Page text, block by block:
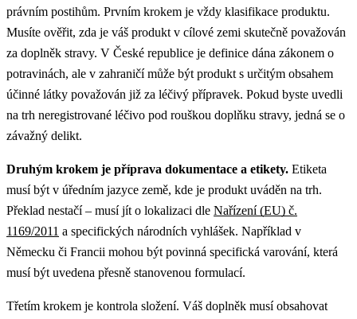
právním postihům. Prvním krokem je vždy klasifikace produktu.
Musíte ověřit, zda je váš produkt v cílové zemi skutečně považován
za doplněk stravy. V České republice je definice dána zákonem o
potravinách, ale v zahraničí může být produkt s určitým obsahem
účinné látky považován již za léčivý přípravek. Pokud byste uvedli
na trh neregistrované léčivo pod rouškou doplňku stravy, jedná se o
závažný delikt.
Druhým krokem je příprava dokumentace a etikety. Etiketa
musí být v úředním jazyce země, kde je produkt uváděn na trh.
Překlad nestačí – musí jít o lokalizaci dle Nařízení (EU) č.
1169/2011 a specifických národních vyhlášek. Například v
Německu či Francii mohou být povinná specifická varování, která
musí být uvedena přesně stanovenou formulací.
Třetím krokem je kontrola složení. Váš doplněk musí obsahovat